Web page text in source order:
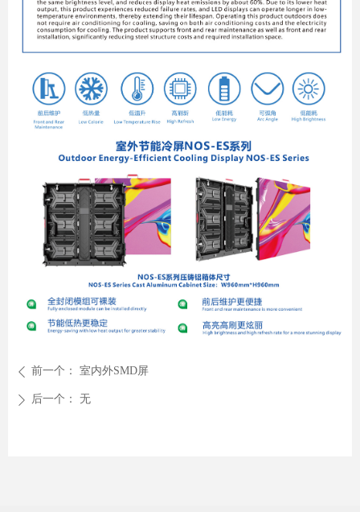
ꄴ 前一个： 室内外SMD屏
ꄲ 后一个： 无